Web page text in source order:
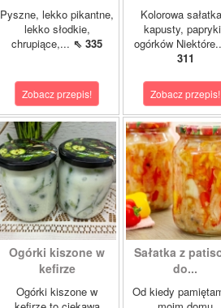
Pyszne, lekko pikantne,
lekko słodkie,
chrupiące,... ⇖ 335
Zobacz przepis!
Kolorowa
kapusty,
ogórków
311
Zobacz przepis!
Ogórki kiszone w
kefirze
Ogórki kiszone w
Sałatka z
do...
Od kiedy